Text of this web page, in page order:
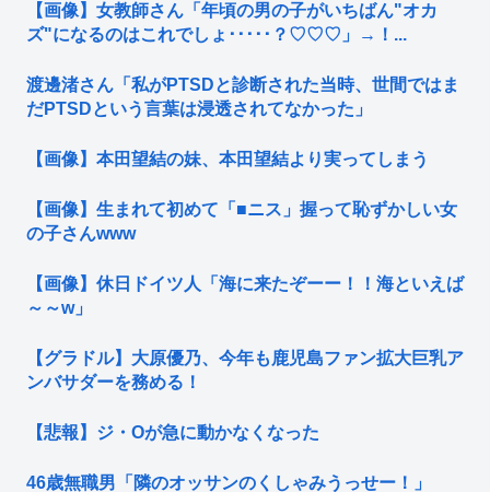
【画像】女教師さん「年頃の男の子がいちばん"オカ
ズ"になるのはこれでしょ･････？♡♡♡」→！...
渡邊渚さん「私がPTSDと診断された当時、世間ではま
だPTSDという言葉は浸透されてなかった」
【画像】本田望結の妹、本田望結より実ってしまう
【画像】生まれて初めて「■ニス」握って恥ずかしい女
の子さんwww
【画像】休日ドイツ人「海に来たぞーー！！海といえば
～～w」
【グラドル】大原優乃、今年も鹿児島ファン拡大巨乳ア
ンバサダーを務める！
【悲報】ジ・Oが急に動かなくなった
46歳無職男「隣のオッサンのくしゃみうっせー！」